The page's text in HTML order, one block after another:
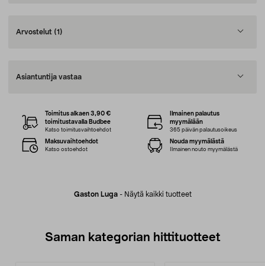
Arvostelut (1)
Asiantuntija vastaa
Gaston Luga- Näytä kaikki tuotteet
Toimitus alkaen 3,90 €
toimitustavalla Budbee
Katso toimitusvaihtoehdot
Ilmainen palautus
myymälään
365 päivän palautusoikeus
Maksuvaihtoehdot
Katso ostoehdot
Nouda myymälästä
Ilmainen nouto myymälästä
Saman kategorian hittituotteet